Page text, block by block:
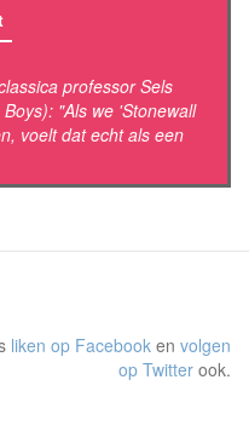
professor Sels
"Als we 'Stonewall
voelt dat echt als een
liken op Facebook en volgen
op Twitter ook.